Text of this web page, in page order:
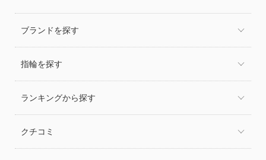
ブランドを探す
指輪を探す
ランキングから探す
クチコミ